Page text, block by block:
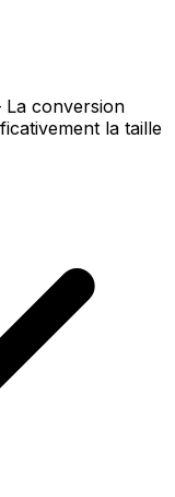
conversion
la taille